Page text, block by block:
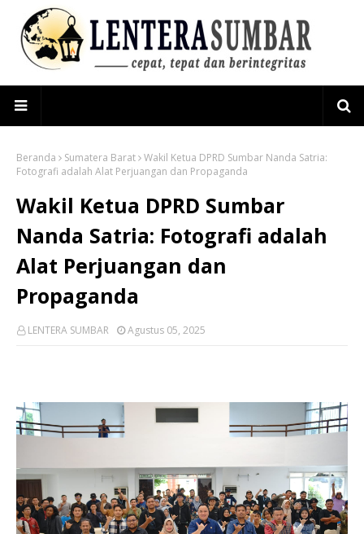
Beranda Sumatera Barat Wakil Ketua DPRD Sumbar Nanda Satria:
Fotografi adalah Alat Perjuangan dan Propaganda
Wakil Ketua DPRD Sumbar
Nanda Satria: Fotografi adalah
Alat Perjuangan dan
Propaganda
LENTERA SUMBAR Agustus 05, 2025